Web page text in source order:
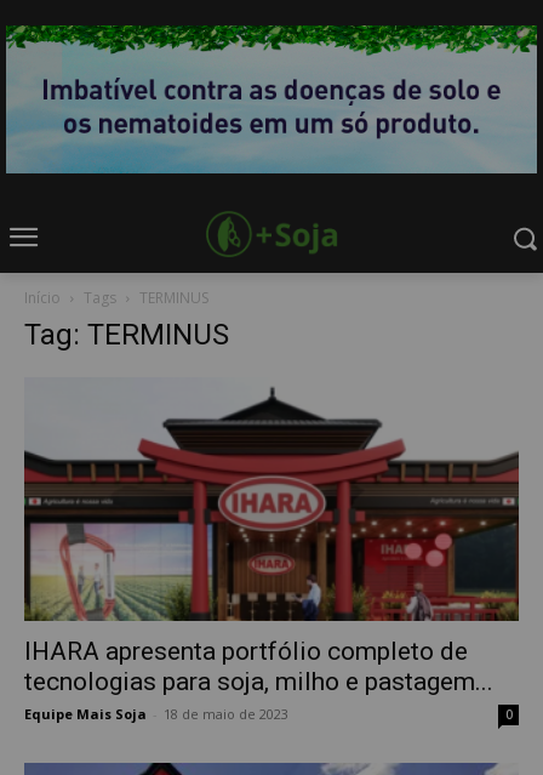
Início Tags TERMINUS
Tag: TERMINUS
IHARA apresenta portfólio completo de
tecnologias para soja, milho e pastagem...
Equipe Mais Soja 18 de maio de 2023 0